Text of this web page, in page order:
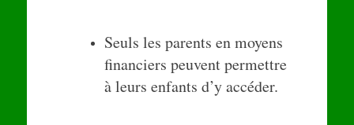
Seuls les parents en moyens
financiers peuvent permettre
à leurs enfants d’y accéder.